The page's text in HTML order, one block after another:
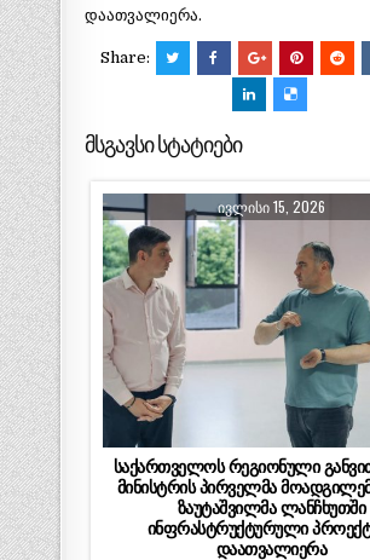
დაათვალიერა.
Share:
მსგავსი სტატიები
ᲘᲕᲚᲘᲡᲘ 15, 2026
საქართველოს რეგიონული
მინისტრის პირველმა
ზაუტაშვილმა ლანჩხუთში
ინფრასტრუქტურული
დაათვალიერა